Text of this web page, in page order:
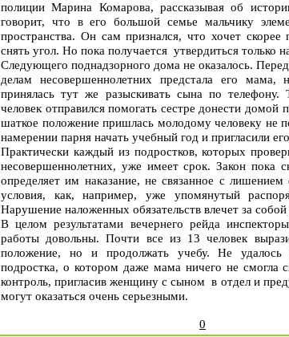
полиции Марина Комарова, рассказывая об
говорит, что в его большой семье мальчику
пространства. Он сам признался, что хочет
снять угол. Но пока получается утвердиться
Следующего поднадзорного дома не оказалось.
делам несовершеннолетних предстала его
принялась тут же разыскивать сына по
человек отправился помогать сестре донести домой
шаткое положение пришлась молодому человеку не
намерении парня начать учебный год и пригласили
Практически каждый из подростков, которых
несовершеннолетних, уже имеет срок. Закон пока
определяет им наказание, не связанное с
условия, как, например, уже упомянутый
Нарушение наложенных обязательств влечет за
В целом результатами вечернего рейда
работы довольны. Почти все из 13 человек
положение, но и продолжать учебу. Не удалось
подростка, о котором даже мама ничего не смогла
контроль, пригласив женщину с сыном в отдел и
могут оказаться очень серьезными.
0